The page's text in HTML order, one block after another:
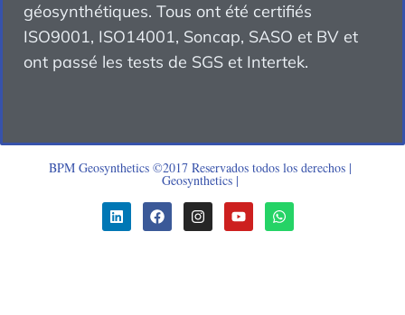
géosynthétiques. Tous ont été certifiés
ISO9001, ISO14001, Soncap, SASO et BV et
ont passé les tests de SGS et Intertek.
BPM Geosynthetics ©2017 Reservados todos los derechos |
Geosynthetics |